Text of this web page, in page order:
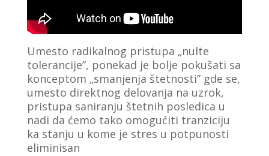
Umesto radikalnog pristupa „nulte
tolerancije”, ponekad je bolje pokušati sa
konceptom „smanjenja štetnosti” gde se,
umesto direktnog delovanja na uzrok,
pristupa saniranju štetnih posledica u
nadi da ćemo tako omogućiti tranziciju
ka stanju u kome je stres u potpunosti
eliminisan